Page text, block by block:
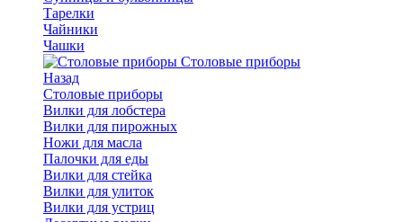
Тарелки
Чайники
Чашки
Cтоловые приборы
Назад
Cтоловые приборы
Вилки для лобстера
Вилки для пирожных
Ножи для масла
Палочки для еды
Вилки для стейка
Вилки для улиток
Вилки для устриц